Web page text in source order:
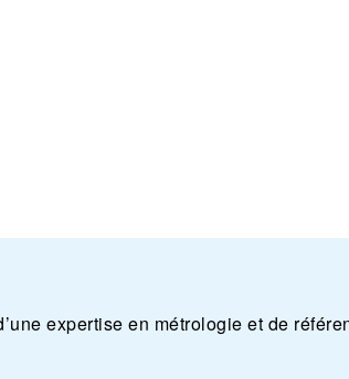
expertise en métrologie et de